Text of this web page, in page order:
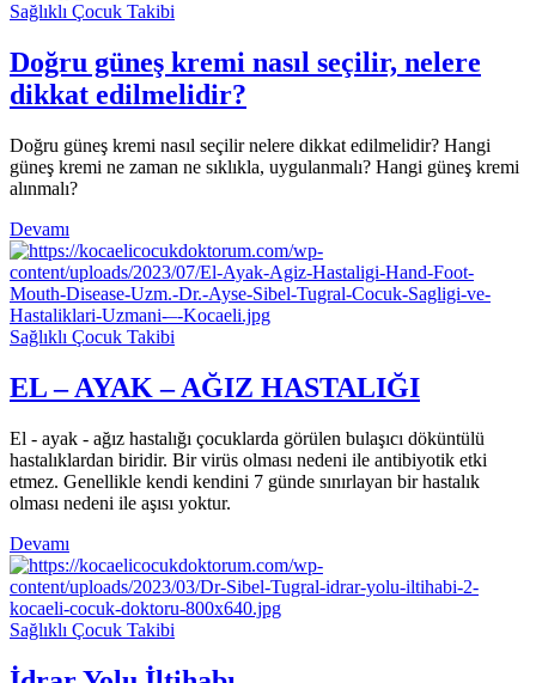
Sağlıklı Çocuk Takibi
Doğru güneş kremi nasıl seçilir, nelere
dikkat edilmelidir?
Doğru güneş kremi nasıl seçilir nelere dikkat edilmelidir? Hangi
güneş kremi ne zaman ne sıklıkla, uygulanmalı? Hangi güneş kremi
alınmalı?
Devamı
Sağlıklı Çocuk Takibi
EL – AYAK – AĞIZ HASTALIĞI
El - ayak - ağız hastalığı çocuklarda görülen bulaşıcı döküntülü
hastalıklardan biridir. Bir virüs olması nedeni ile antibiyotik etki
etmez. Genellikle kendi kendini 7 günde sınırlayan bir hastalık
olması nedeni ile aşısı yoktur.
Devamı
Sağlıklı Çocuk Takibi